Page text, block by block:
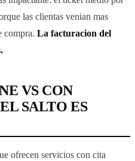
las clientas venian mas
compra. La facturacion del
VS CON
SALTO ES
ofrecen servicios con cita